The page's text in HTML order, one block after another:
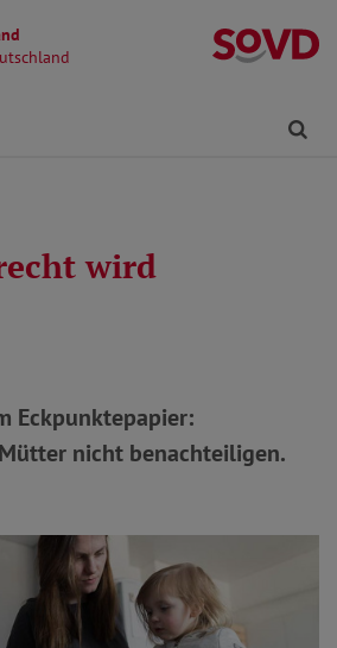
springen
wird
Eckpunktepapier:
nicht benachteiligen.